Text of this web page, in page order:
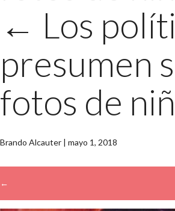
← Los
presumen
fotos de
Brando Alcauter | mayo 1, 2018
←